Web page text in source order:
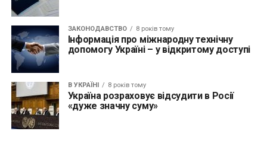
ЗАКОНОДАВСТВО 8 років тому
Інформація про міжнародну технічну
допомогу Україні – у відкритому доступі
В УКРАЇНІ 8 років тому
Україна розраховує відсудити в Росії
«дуже значну суму»